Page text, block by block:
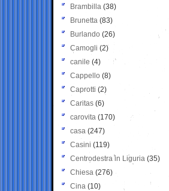
Brambilla (38)
Brunetta (83)
Burlando (26)
Camogli (2)
canile (4)
Cappello (8)
Caprotti (2)
Caritas (6)
carovita (170)
casa (247)
Casini (119)
Centrodestra in Liguria (35)
Chiesa (276)
Cina (10)